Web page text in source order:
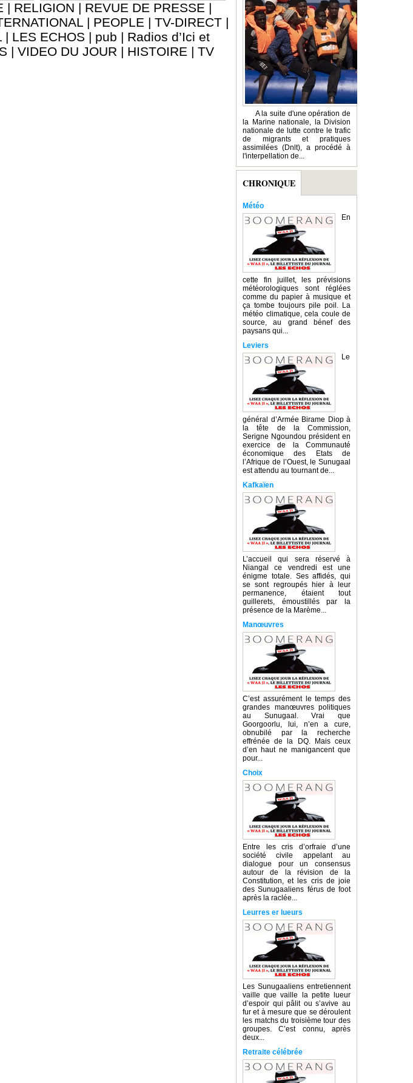
| RELIGION | REVUE DE PRESSE |
| PEOPLE | TV-DIRECT |
| LES ECHOS | pub | Radios d’Ici et
| VIDEO DU JOUR | HISTOIRE | TV
A la suite d'une opération de
la Marine nationale, la Division
nationale de lutte contre le trafic
de migrants et pratiques
assimilées (Dnlt), a procédé à
l'interpellation de...
CHRONIQUE
Météo
En
cette fin juillet, les prévisions
météorologiques sont réglées
comme du papier à musique et
ça tombe toujours pile poil. La
météo climatique, cela coule de
source, au grand bénef des
paysans qui...
Leviers
Le
général d’Armée Birame Diop à
la tête de la Commission,
Serigne Ngoundou président en
exercice de la Communauté
économique des Etats de
l’Afrique de l’Ouest, le Sunugaal
est attendu au tournant de...
Kafkaïen
L’accueil qui sera réservé à
Niangal ce vendredi est une
énigme totale. Ses affidés, qui
se sont regroupés hier à leur
permanence, étaient tout
guillerets, émoustillés par la
présence de la Marème...
Manœuvres
C’est assurément le temps des
grandes manœuvres politiques
au Sunugaal. Vrai que
Goorgoorlu, lui, n’en a cure,
obnubilé par la recherche
effrénée de la DQ. Mais ceux
d’en haut ne manigancent que
pour...
Choix
Entre les cris d’orfraie d’une
société civile appelant au
dialogue pour un consensus
autour de la révision de la
Constitution, et les cris de joie
des Sunugaaliens férus de foot
après la raclée...
Leurres er lueurs
Les Sunugaaliens entretiennent
vaille que vaille la petite lueur
d’espoir qui pâlit ou s’avive au
fur et à mesure que se déroulent
les matchs du troisième tour des
groupes. C’est connu, après
deux...
Retraite célébrée